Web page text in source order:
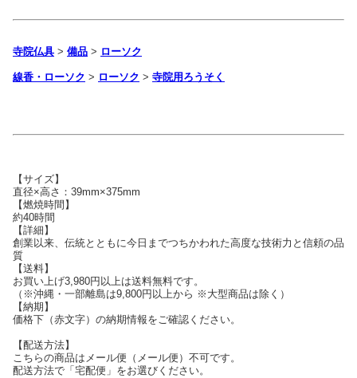
寺院仏具 > 備品 > ローソク
線香・ローソク > ローソク > 寺院用ろうそく
【サイズ】
直径×高さ：39mm×375mm
【燃焼時間】
約40時間
【詳細】
創業以来、伝統とともに今日までつちかわれた高度な技術力と信頼の品
質
【送料】
お買い上げ3,980円以上は送料無料です。
（※沖縄・一部離島は9,800円以上から ※大型商品は除く）
【納期】
価格下（赤文字）の納期情報をご確認ください。
【配送方法】
こちらの商品はメール便（メール便）不可です。
配送方法で「宅配便」をお選びください。